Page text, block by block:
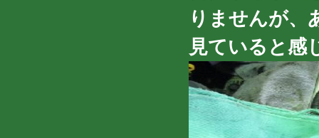
りませんが、
見ていると感